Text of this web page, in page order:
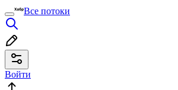
Все потоки
Войти